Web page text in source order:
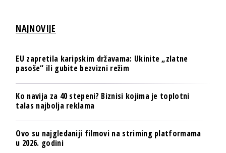
NAJNOVIJE
EU zapretila karipskim državama: Ukinite „zlatne
pasoše“ ili gubite bezvizni režim
Ko navija za 40 stepeni? Biznisi kojima je toplotni
talas najbolja reklama
Ovo su najgledaniji filmovi na striming platformama
u 2026. godini